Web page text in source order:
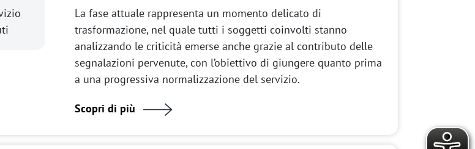
La fase attuale rappresenta un momento delicato di
trasformazione, nel quale tutti i soggetti coinvolti stanno
analizzando le criticità emerse anche grazie al contributo delle
segnalazioni pervenute, con l’obiettivo di giungere quanto prima
a una progressiva normalizzazione del servizio.
Scopri di più